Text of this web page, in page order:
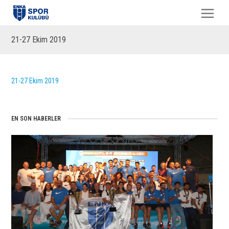
21-27 Ekim 2019
21-27 Ekim 2019
EN SON HABERLER